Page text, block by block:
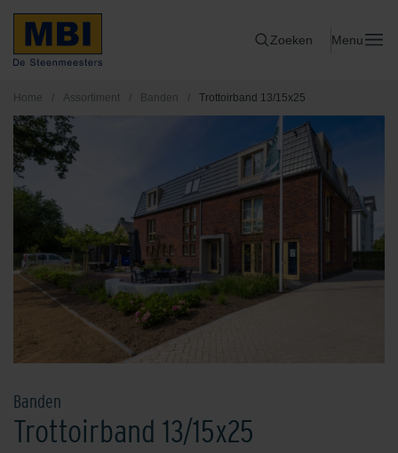
Zoeken Menu
Home / Assortiment / Banden / Trottoirband 13/15x25
Banden
Trottoirband 13/15x25